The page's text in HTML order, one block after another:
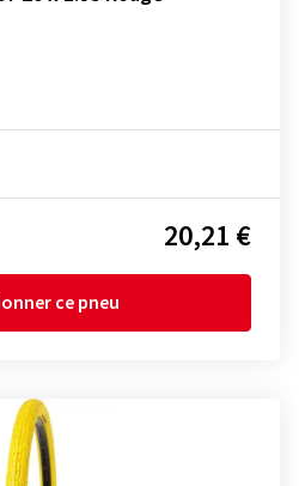
20,21 €
ce pneu